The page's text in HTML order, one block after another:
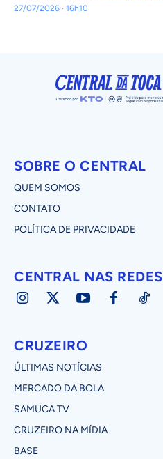
27/07/2026 · 16h10
SOBRE O CENTRAL
QUEM SOMOS
CONTATO
POLÍTICA DE PRIVACIDADE
CENTRAL NAS REDES
CRUZEIRO
ÚLTIMAS NOTÍCIAS
MERCADO DA BOLA
SAMUCA TV
CRUZEIRO NA MÍDIA
BASE